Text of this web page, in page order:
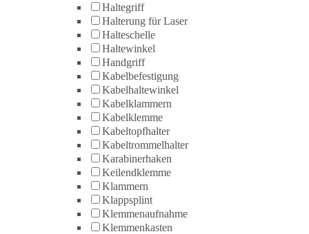
Haltegriff
Halterung für Laser
Halteschelle
Haltewinkel
Handgriff
Kabelbefestigung
Kabelhaltewinkel
Kabelklammern
Kabelklemme
Kabeltopfhalter
Kabeltrommelhalter
Karabinerhaken
Keilendklemme
Klammern
Klappsplint
Klemmenaufnahme
Klemmenkasten